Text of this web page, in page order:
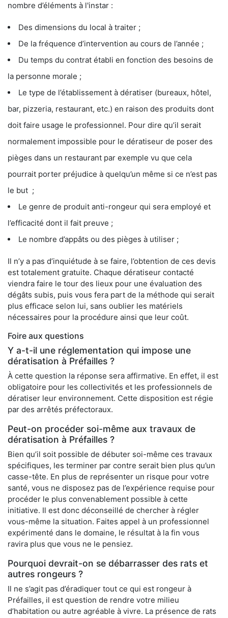
nombre d’éléments à l'instar :
Des dimensions du local à traiter ;
De la fréquence d’intervention au cours de l’année ;
Du temps du contrat établi en fonction des besoins de
la personne morale ;
Le type de l’établissement à dératiser (bureaux, hôtel,
bar, pizzeria, restaurant, etc.) en raison des produits dont
doit faire usage le professionnel. Pour dire qu’il serait
normalement impossible pour le dératiseur de poser des
pièges dans un restaurant par exemple vu que cela
pourrait porter préjudice à quelqu’un même si ce n’est pas
le but ;
Le genre de produit anti-rongeur qui sera employé et
l’efficacité dont il fait preuve ;
Le nombre d’appâts ou des pièges à utiliser ;
Il n’y a pas d’inquiétude à se faire, l’obtention de ces devis
est totalement gratuite. Chaque dératiseur contacté
viendra faire le tour des lieux pour une évaluation des
dégâts subis, puis vous fera part de la méthode qui serait
plus efficace selon lui, sans oublier les matériels
nécessaires pour la procédure ainsi que leur coût.
Foire aux questions
Y a-t-il une réglementation qui impose une
dératisation à Préfailles ?
À cette question la réponse sera affirmative. En effet, il est
obligatoire pour les collectivités et les professionnels de
dératiser leur environnement. Cette disposition est régie
par des arrêtés préfectoraux.
Peut-on procéder soi-même aux travaux de
dératisation à Préfailles ?
Bien qu’il soit possible de débuter soi-même ces travaux
spécifiques, les terminer par contre serait bien plus qu’un
casse-tête. En plus de représenter un risque pour votre
santé, vous ne disposez pas de l’expérience requise pour
procéder le plus convenablement possible à cette
initiative. Il est donc déconseillé de chercher à régler
vous-même la situation. Faites appel à un professionnel
expérimenté dans le domaine, le résultat à la fin vous
ravira plus que vous ne le pensiez.
Pourquoi devrait-on se débarrasser des rats et
autres rongeurs ?
Il ne s’agit pas d’éradiquer tout ce qui est rongeur à
Préfailles, il est question de rendre votre milieu
d’habitation ou autre agréable à vivre. La présence de rats